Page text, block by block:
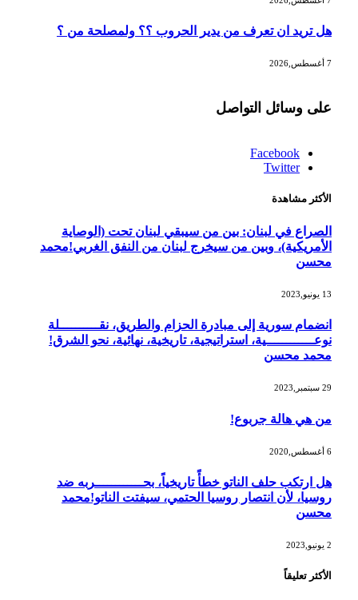
هل تريد ان تعرف من يدير الحروب ؟؟ ولمصلحة من ؟
على وسائل التواصل
Facebook
Twitter
الأكثر مشاهدة
الصراع في لبنان: بين من سيبقي لبنان تحت (الوصاية
الأمريكية)، وبين من سيخرج لبنان من النفق الغربي!محمد
محسن
13 يونيو,2023
انضمام سورية إلى مبادرة الحزام والطريق، نقــــــــــلة
نوعــــــــــــية، استراتيجية، تاريخية، نهائية، نحو الشرق!
محمد محسن
29 سبتمبر,2023
من هي هالة جربوع!
هل ارتكب حلف الناتو خطأً تاريخياً، بحــــــــــــربه ضد
روسيا، لأن انتصار روسيا الحتمي، سيفتت الناتو!محمد
محسن
الأكثر تعليقاً